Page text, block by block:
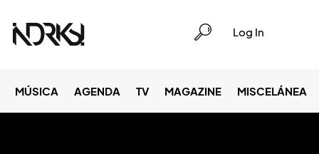
Log In
MÚSICA AGENDA TV MAGAZINE MISCELÁNEA